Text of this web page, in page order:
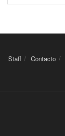
Staff Contacto